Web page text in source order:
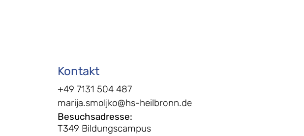
Kontakt
+49 7131 504 487
marija.smoljko@hs-heilbronn.de
Besuchsadresse:
T349 Bildungscampus